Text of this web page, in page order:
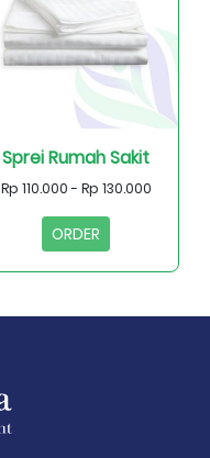
Sprei Rumah Sakit
Rp 110.000 - Rp 130.000
ORDER